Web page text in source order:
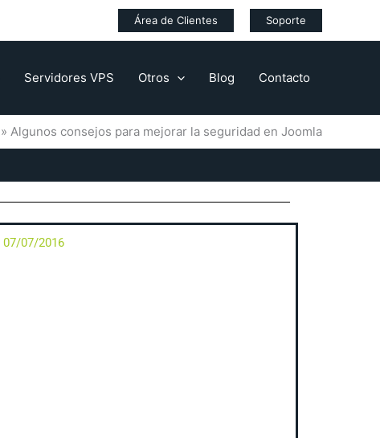
Área de Clientes Soporte
Servidores VPS Otros Blog Contacto
Algunos consejos para mejorar la seguridad en Joomla
07/07/2016